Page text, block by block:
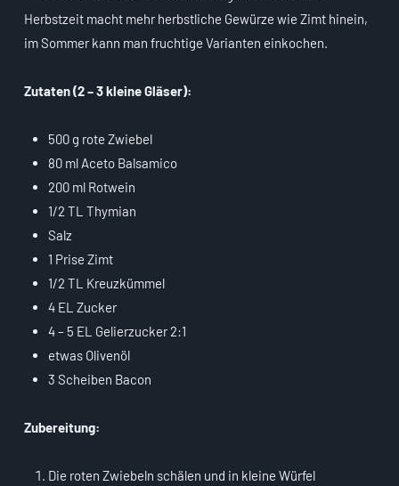
Herbstzeit macht mehr herbstliche Gewürze wie Zimt hinein,
im Sommer kann man fruchtige Varianten einkochen.
Zutaten (2 – 3 kleine Gläser):
500 g rote Zwiebel
80 ml Aceto Balsamico
200 ml Rotwein
1/2 TL Thymian
Salz
1 Prise Zimt
1/2 TL Kreuzkümmel
4 EL Zucker
4 – 5 EL Gelierzucker 2:1
etwas Olivenöl
3 Scheiben Bacon
Zubereitung:
Die roten Zwiebeln schälen und in kleine Würfel